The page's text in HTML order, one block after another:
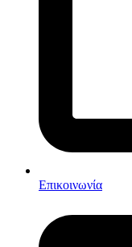
Επικοινωνία